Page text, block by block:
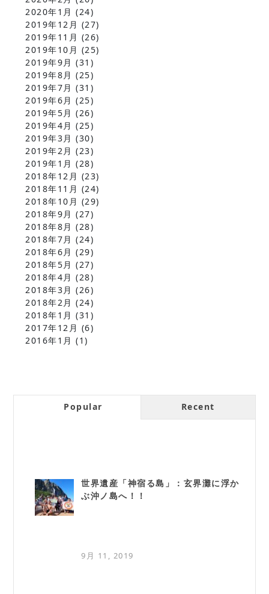
2020年1月 (24)
2019年12月 (27)
2019年11月 (26)
2019年10月 (25)
2019年9月 (31)
2019年8月 (25)
2019年7月 (31)
2019年6月 (25)
2019年5月 (26)
2019年4月 (25)
2019年3月 (30)
2019年2月 (23)
2019年1月 (28)
2018年12月 (23)
2018年11月 (24)
2018年10月 (29)
2018年9月 (27)
2018年8月 (28)
2018年7月 (24)
2018年6月 (29)
2018年5月 (27)
2018年4月 (28)
2018年3月 (26)
2018年2月 (24)
2018年1月 (31)
2017年12月 (6)
2016年1月 (1)
Popular Recent
世界遺産「神宿る島」：玄界灘に浮か
ぶ沖ノ島へ！！
9月 11, 2019